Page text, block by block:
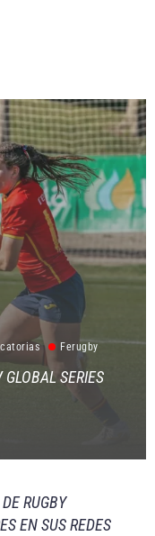
Ferugby
SERIES
RUGBY
EN SUS REDES